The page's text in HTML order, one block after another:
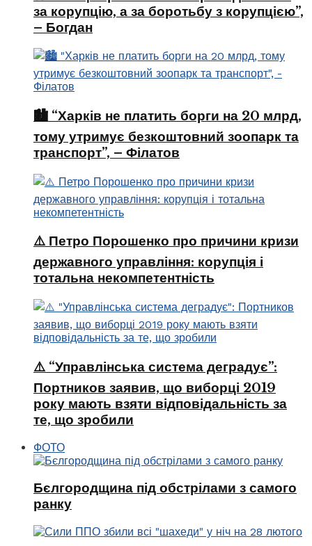
за корупцію, а за боротьбу з корупцією”,
– Богдан
🏙️ “Харків не платить борги на 20 млрд,
тому утримує безкоштовний зоопарк та
транспорт”, – Філатов
⚠️ Петро Порошенко про причини кризи
державного управління: корупція і
тотальна некомпетентність
⚠️ “Управлінська система деградує”:
Портников заявив, що виборці 2019
року мають взяти відповідальність за
те, що зробили
ФОТО
Бєлгородщина під обстрілами з самого
ранку